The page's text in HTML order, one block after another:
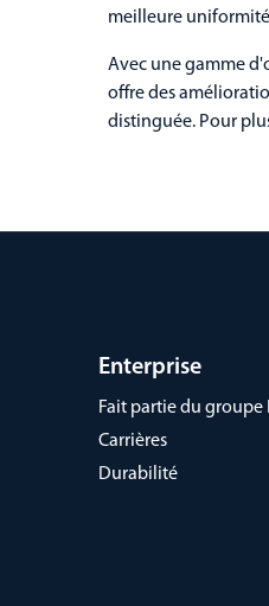
meilleure
Avec une gamme
offre des
distinguée. Pour
Enterprise
Fait partie du groupe
Carrières
Durabilité